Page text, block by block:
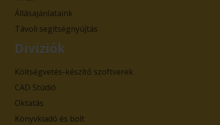
Állásajánlataink
Távoli segítségnyújtás
Divíziók
Költségvetés-készítő szoftverek
CAD Stúdió
Oktatás
Könyvkiadó és bolt